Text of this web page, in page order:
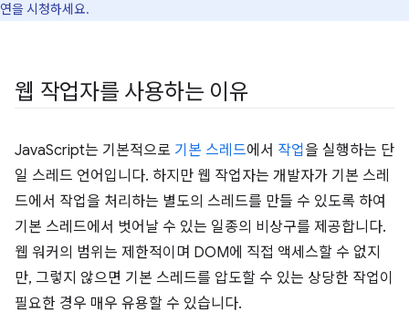
연을 시청하세요.
웹 작업자를 사용하는 이유
JavaScript는 기본적으로 기본 스레드에서 작업을 실행하는 단
일 스레드 언어입니다. 하지만 웹 작업자는 개발자가 기본 스레
드에서 작업을 처리하는 별도의 스레드를 만들 수 있도록 하여
기본 스레드에서 벗어날 수 있는 일종의 비상구를 제공합니다.
웹 워커의 범위는 제한적이며 DOM에 직접 액세스할 수 없지
만, 그렇지 않으면 기본 스레드를 압도할 수 있는 상당한 작업이
필요한 경우 매우 유용할 수 있습니다.